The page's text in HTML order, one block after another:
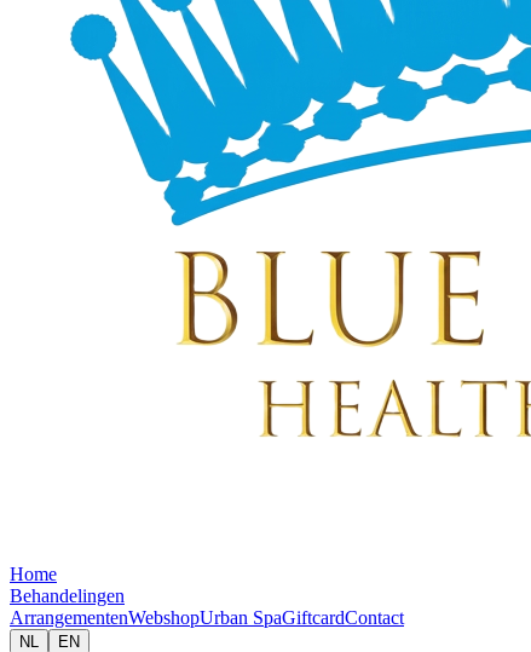
Home
Behandelingen
ArrangementenWebshopUrban SpaGiftcardContact
NL EN